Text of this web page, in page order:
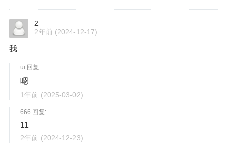
2
2年前 (2024-12-17)
我
ui 回复:
嗯
1年前 (2025-03-02)
666 回复:
11
2年前 (2024-12-23)